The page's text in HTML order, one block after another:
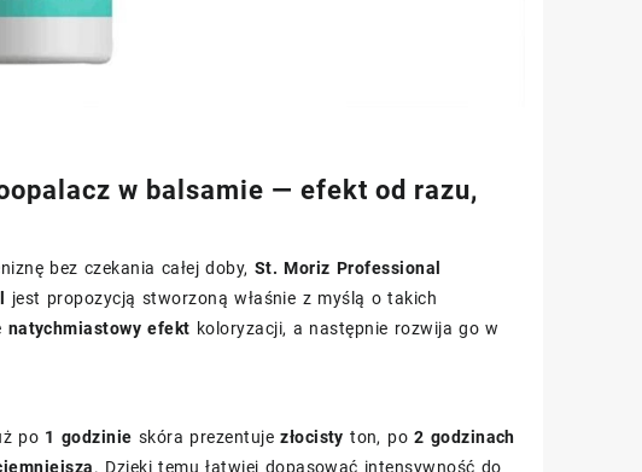
w balsamie — efekt od razu,
bez czekania całej doby, St. Moriz Professional
jest propozycją stworzoną właśnie z myślą o takich
natychmiastowy efekt koloryzacji, a następnie rozwija go w
po 1 godzinie skóra prezentujezłocisty ton, po2 godzinach
. Dzięki temu łatwiej dopasować intensywność do